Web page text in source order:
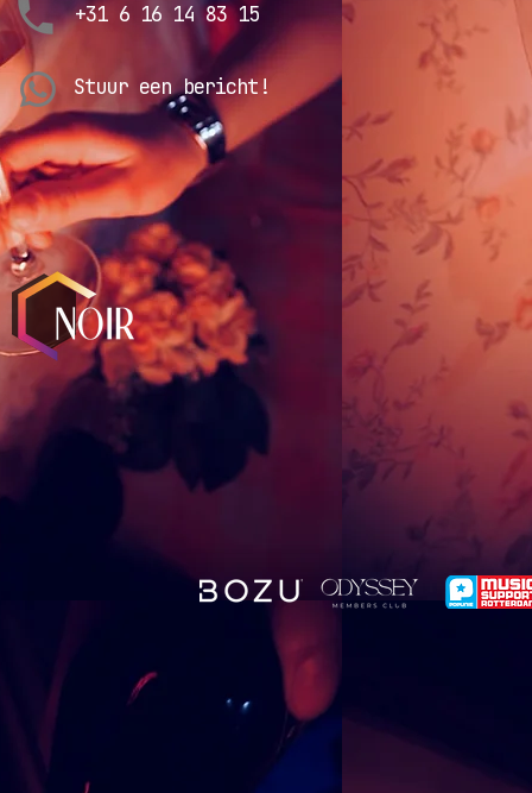
+31 6 16 14 83 15
Stuur een bericht!